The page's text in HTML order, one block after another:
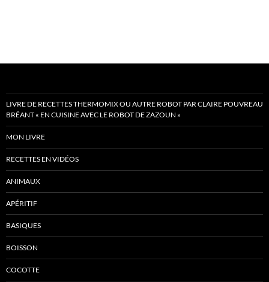
LIVRE DE RECETTES THERMOMIX OU AUTRE ROBOT PAR CLAIRE POUVREAU
BRÉANT « EN CUISINE AVEC LE ROBOT DE ZAZOUN »
MON LIVRE
RECETTES EN VIDÉOS
ANIMAUX
APÉRITIF
BASIQUES
BOISSON
COCOTTE